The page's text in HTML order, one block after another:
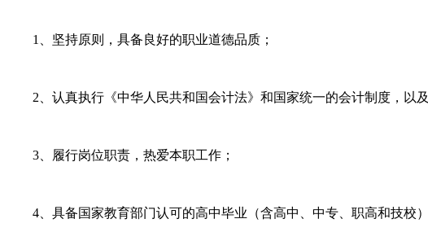
1、坚持原则，具备良好的职业道德品质；
2、认真执行《中华人民共和国会计法》和国家统一的会计制度，以
3、履行岗位职责，热爱本职工作；
4、具备国家教育部门认可的高中毕业（含高中、中专、职高和技校）